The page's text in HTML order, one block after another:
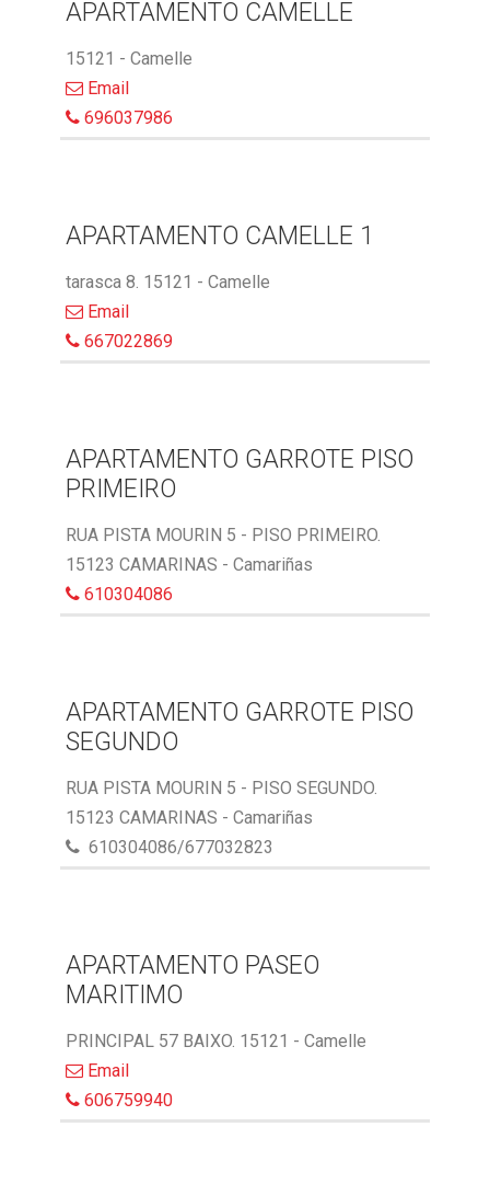
APARTAMENTO CAMELLE
15121 - Camelle
Email
696037986
APARTAMENTO CAMELLE 1
tarasca 8. 15121 - Camelle
Email
667022869
APARTAMENTO GARROTE PISO
PRIMEIRO
RUA PISTA MOURIN 5 - PISO PRIMEIRO.
15123 CAMARINAS - Camariñas
610304086
APARTAMENTO GARROTE PISO
SEGUNDO
RUA PISTA MOURIN 5 - PISO SEGUNDO.
15123 CAMARINAS - Camariñas
610304086/677032823
APARTAMENTO PASEO
MARITIMO
PRINCIPAL 57 BAIXO. 15121 - Camelle
Email
606759940